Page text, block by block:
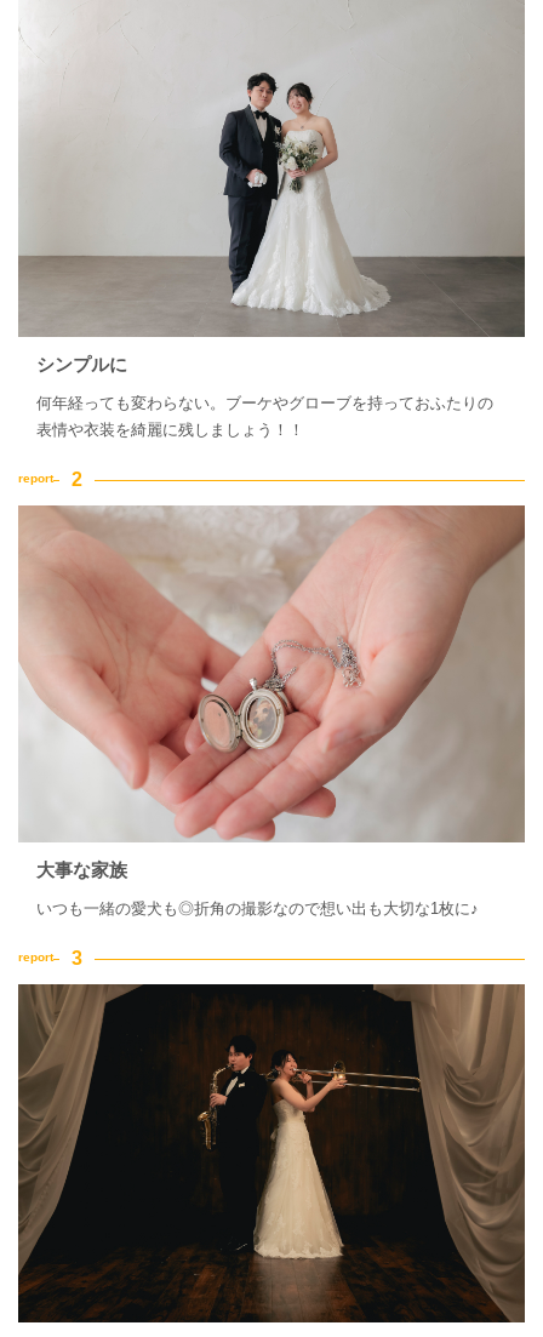
マタニティフォト
豊富なカラードレス
家族・友人と撮影
シンプルに
何年経っても変わらない。ブーケやグローブを持っておふたりの
表情や衣装を綺麗に残しましょう！！
大事な家族
いつも一緒の愛犬も◎折角の撮影なので想い出も大切な1枚に♪